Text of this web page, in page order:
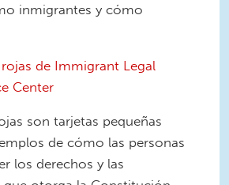
inmigrantes y cómo
rojas de Immigrant Legal
Center
son tarjetas pequeñas
de cómo las personas
los derechos y las